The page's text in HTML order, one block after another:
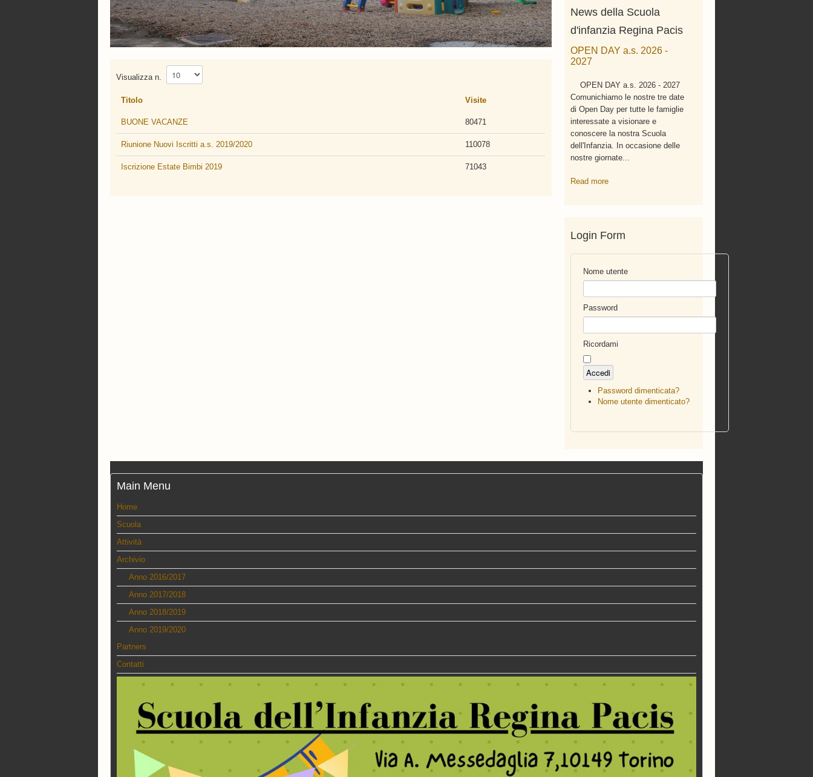
Visualizza n.
Titolo Visite
BUONE VACANZE 80471
Riunione Nuovi Iscritti a.s. 2019/2020 110078
Iscrizione Estate Bimbi 2019 71043
News della Scuola
d'infanzia Regina Pacis
OPEN DAY a.s. 2026 -
2027
OPEN DAY a.s. 2026 - 2027
Comunichiamo le nostre tre date
di Open Day per tutte le famiglie
interessate a visionare e
conoscere la nostra Scuola
dell'Infanzia. In occasione delle
nostre giornate...
Read more
Login Form
Nome utente
Password
Ricordami
Password dimenticata?
Nome utente dimenticato?
Main Menu
Home
Scuola
Attività
Archivio
Anno 2016/2017
Anno 2017/2018
Anno 2018/2019
Anno 2019/2020
Partners
Contatti